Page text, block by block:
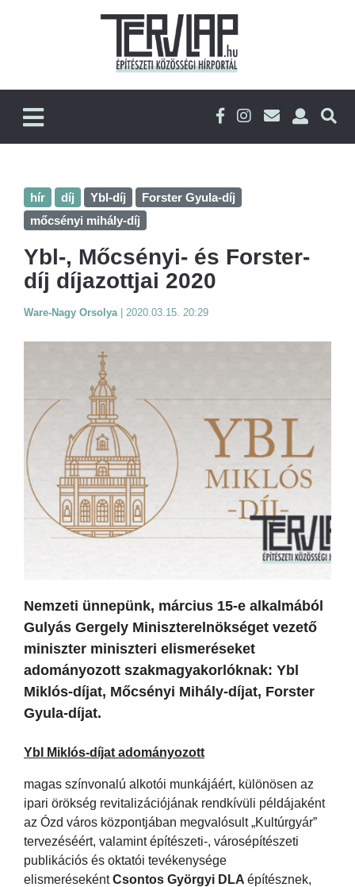
hír díj Ybl-díj
Forster Gyula-díj
mőcsényi mihály-díj
Ybl-, Mőcsényi- és Forster-
díj díjazottjai 2020
Ware-Nagy Orsolya 2020.03.15. 20:29
Nemzeti ünnepünk, március 15-e alkalmából
Gulyás Gergely Miniszterelnökséget vezető
miniszter miniszteri elismeréseket
adományozott szakmagyakorlóknak: Ybl
Miklós-díjat, Mőcsényi Mihály-díjat, Forster
Gyula-díjat.
Ybl Miklós-díjat adományozott
magas színvonalú alkotói munkájáért, különösen az
ipari örökség revitalizációjának rendkívüli példájaként
az Ózd város központjában megvalósult „Kultúrgyár”
tervezéséért, valamint építészeti-, városépítészeti
publikációs és oktatói tevékenysége
elismerésekéntCsontos Györgyi DLA építésznek,